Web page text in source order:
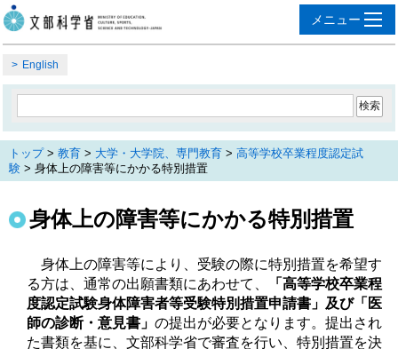
English
トップ> 教育 > 大学・大学院、専門教育 > 高等学校卒業程度認定試
験 > 身体上の障害等にかかる特別措置
身体上の障害等にかかる特別措置
身体上の障害等により、受験の際に特別措置を希望す
る方は、通常の出願書類にあわせて、
「高等学校卒業程
度認定試験身体障害者等受験特別措置申請書」及び「医
師の診断・意見書」 の提出が必要となります。提出され
た書類を基に、文部科学省で審査を行い、特別措置を決